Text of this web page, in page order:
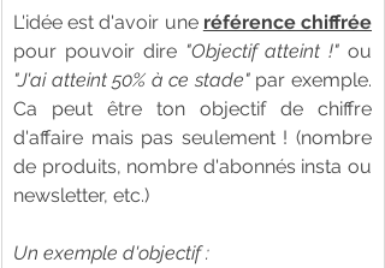
L'idée est d'avoir une référence chiffrée
pour pouvoir dire "Objectif atteint !"
"J'ai atteint 50% à ce stade" par exemple.
Ca peut être ton objectif de chiffre
d'affaire mais pas seulement ! (nombre
de produits, nombre d'abonnés insta ou
newsletter, etc.)
Un exemple d'objectif :